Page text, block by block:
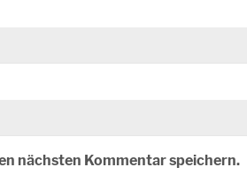
nächsten Kommentar speichern.